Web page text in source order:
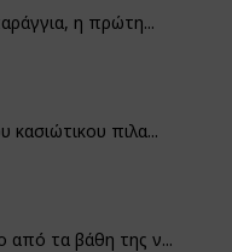
η πρώτη...
κασιώτικου πιλα...
από τα βάθη της ν...